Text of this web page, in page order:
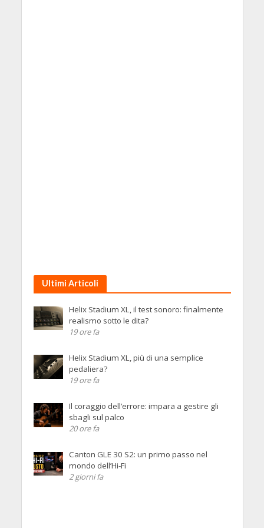
Ultimi Articoli
Helix Stadium XL, il test sonoro: finalmente
realismo sotto le dita?
19 ore fa
Helix Stadium XL, più di una semplice
pedaliera?
19 ore fa
Il coraggio dell’errore: impara a gestire gli
sbagli sul palco
20 ore fa
Canton GLE 30 S2: un primo passo nel
mondo dell’Hi-Fi
2 giorni fa